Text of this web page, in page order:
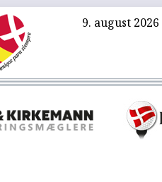
9. august 2026